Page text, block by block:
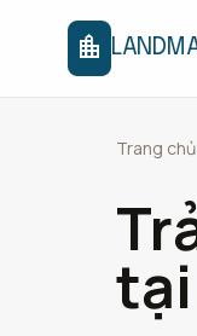
location_city
Trang chủ
tại